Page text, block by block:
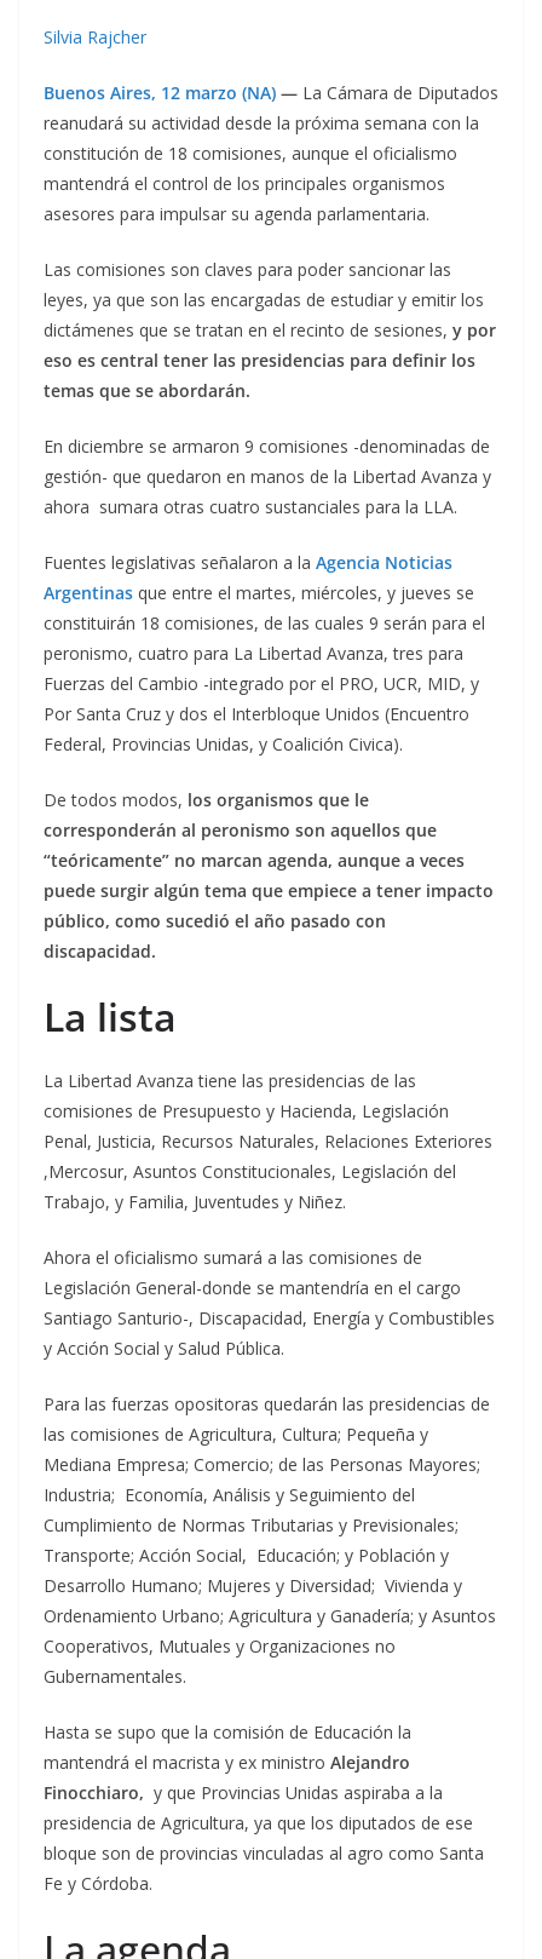
Silvia Rajcher
Buenos Aires, 12 marzo (NA) — La Cámara de Diputados
reanudará su actividad desde la próxima semana con la
constitución de 18 comisiones, aunque el oficialismo
mantendrá el control de los principales organismos
asesores para impulsar su agenda parlamentaria.
Las comisiones son claves para poder sancionar las
leyes, ya que son las encargadas de estudiar y emitir los
dictámenes que se tratan en el recinto de sesiones, y por
eso es central tener las presidencias para definir los
temas que se abordarán.
En diciembre se armaron 9 comisiones -denominadas de
gestión- que quedaron en manos de la Libertad Avanza y
ahora sumara otras cuatro sustanciales para la LLA.
Fuentes legislativas señalaron a la Agencia Noticias
Argentinas que entre el martes, miércoles, y jueves se
constituirán 18 comisiones, de las cuales 9 serán para el
peronismo, cuatro para La Libertad Avanza, tres para
Fuerzas del Cambio -integrado por el PRO, UCR, MID, y
Por Santa Cruz y dos el Interbloque Unidos (Encuentro
Federal, Provincias Unidas, y Coalición Civica).
De todos modos, los organismos que le
corresponderán al peronismo son aquellos que
“teóricamente” no marcan agenda, aunque a veces
puede surgir algún tema que empiece a tener impacto
público, como sucedió el año pasado con
discapacidad.
La lista
La Libertad Avanza tiene las presidencias de las
comisiones de Presupuesto y Hacienda, Legislación
Penal, Justicia, Recursos Naturales, Relaciones Exteriores
,Mercosur, Asuntos Constitucionales, Legislación del
Trabajo, y Familia, Juventudes y Niñez.
Ahora el oficialismo sumará a las comisiones de
Legislación General-donde se mantendría en el cargo
Santiago Santurio-, Discapacidad, Energía y Combustibles
y Acción Social y Salud Pública.
Para las fuerzas opositoras quedarán las presidencias de
las comisiones de Agricultura, Cultura; Pequeña y
Mediana Empresa; Comercio; de las Personas Mayores;
Industria; Economía, Análisis y Seguimiento del
Cumplimiento de Normas Tributarias y Previsionales;
Transporte; Acción Social, Educación; y Población y
Desarrollo Humano; Mujeres y Diversidad; Vivienda y
Ordenamiento Urbano; Agricultura y Ganadería; y Asuntos
Cooperativos, Mutuales y Organizaciones no
Gubernamentales.
Hasta se supo que la comisión de Educación la
mantendrá el macrista y ex ministro Alejandro
Finocchiaro, y que Provincias Unidas aspiraba a la
presidencia de Agricultura, ya que los diputados de ese
bloque son de provincias vinculadas al agro como Santa
Fe y Córdoba.